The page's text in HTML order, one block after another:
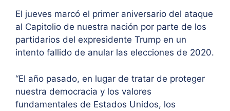
El jueves marcó el primer aniversario del ataque
al Capitolio de nuestra nación por parte de los
partidarios del expresidente Trump en un
intento fallido de anular las elecciones de 2020.
“El año pasado, en lugar de tratar de proteger
nuestra democracia y los valores
fundamentales de Estados Unidos, los